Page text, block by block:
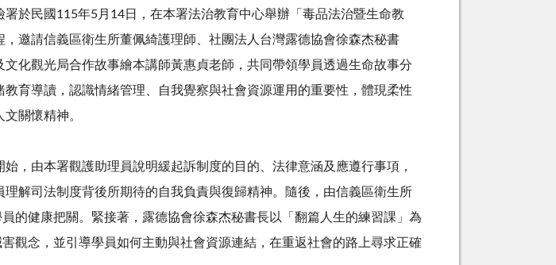
署於民國 115年5月 14日，在本署法治教育中心舉辦「毒品法治暨生命教
，邀請信義區衛生所董佩綺護理師、社團法人台灣露德協會徐森杰秘書
文化觀光局合作故事繪本講師黃惠貞老師，共同帶領學員透過生命故事分
教育導讀，認識情緒管理、自我覺察與社會資源運用的重要性，體現柔性
文關懷精神。
始，由本署觀護助理員說明緩起訴制度的目的、法律意涵及應遵行事項，
理解司法制度背後所期待的自我負責與復歸精神。隨後，由信義區衛生所
的健康把關。緊接著，露德協會徐森杰秘書長以「翻篇人生的練習課」為
觀念，並引導學員如何主動與社會資源連結，在重返社會的路上尋求正確